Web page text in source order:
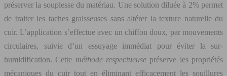
préserver la souplesse du matériau. Une solution diluée à 2% permet
de traiter les taches graisseuses sans altérer la texture naturelle du
cuir. L’application s’effectue avec un chiffon doux, par mouvements
circulaires, suivie d’un essuyage immédiat pour éviter la sur-
humidification. Cette méthode respectueuse préserve les propriétés
mécaniques du cuir tout en éliminant efficacement les souillures